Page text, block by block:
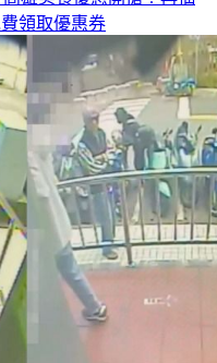
領取優惠券